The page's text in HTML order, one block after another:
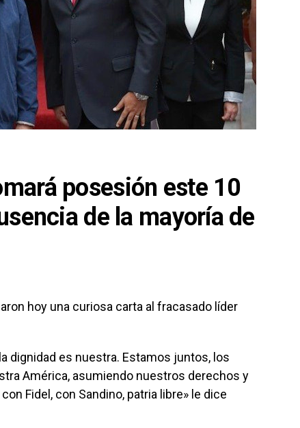
posesión este 10
de la mayoría de
hoy una curiosa carta al fracasado líder
dignidad es nuestra. Estamos juntos, los
América, asumiendo nuestros derechos y
Fidel, con Sandino, patria libre» le dice